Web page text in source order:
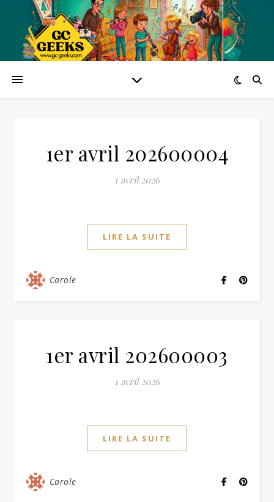
1er avril 202600004
1 avril 2026
LIRE LA SUITE
Carole
1er avril 202600003
1 avril 2026
LIRE LA SUITE
Carole